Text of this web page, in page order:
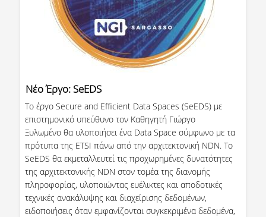
ΑΞΙΟΛΟΓΗΣΗ
ΑΠΟ ΠΡΟΠΤΥΧΙΑΚΟΥΣ ΦΟΙΤΗΤΕΣ
ΑΠΟ ΤΕΛΕΙΟΦΟΙΤΟΥΣ
ΜΟ.ΔΙ.Π
ΕΡΕΥΝΑ
ΕΡΕΥΝΗΤΙΚΑ ΕΡΓΑΣΤΗΡΙΑ
ΕΡΕΥΝΗΤΙΚΕΣ ΟΜΑΔΕΣ
ΕΡΕΥΝΗΤΙΚΑ ΕΡΓΑ
Νέο Έργο: SeEDS
Το έργο Secure and Efficient Data Spaces (SeEDS) με
επιστημονικό υπεύθυνο τον Καθηγητή Γιώργο
Ξυλωμένο θα υλοποιήσει ένα Data Space σύμφωνο με τα
πρότυπα της ETSI πάνω από την αρχιτεκτονική NDN. To
SeEDS θα εκμεταλλευτεί τις προχωρημένες δυνατότητες
της αρχιτεκτονικής NDN στον τομέα της διανομής
πληροφορίας, υλοποιώντας ευέλικτες και αποδοτικές
τεχνικές ανακάλυψης και διαχείρισης δεδομένων,
ειδοποιήσεις όταν εμφανίζονται συγκεκριμένα δεδομένα,